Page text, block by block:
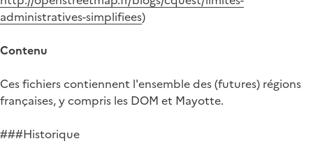
administratives-simplifiees)
Contenu
Ces fichiers contiennent l'ensemble des (futures) régions
françaises, y compris les DOM et Mayotte.
###Historique